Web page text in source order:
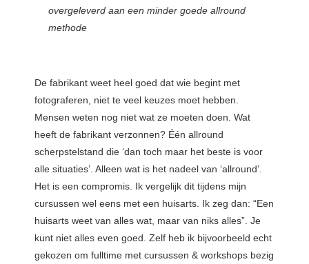
overgeleverd aan een minder goede allround
methode
De fabrikant weet heel goed dat wie begint met
fotograferen, niet te veel keuzes moet hebben.
Mensen weten nog niet wat ze moeten doen. Wat
heeft de fabrikant verzonnen? Één allround
scherpstelstand die ‘dan toch maar het beste is voor
alle situaties’. Alleen wat is het nadeel van ‘allround’.
Het is een compromis. Ik vergelijk dit tijdens mijn
cursussen wel eens met een huisarts. Ik zeg dan: “Een
huisarts weet van alles wat, maar van niks alles”. Je
kunt niet alles even goed. Zelf heb ik bijvoorbeeld echt
gekozen om fulltime met cursussen & workshops bezig